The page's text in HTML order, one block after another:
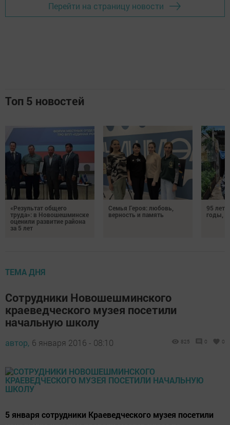
Перейти на страницу новости
Топ 5 новостей
«Результат общего
труда»: в Новошешминске
оценили развитие района
за 5 лет
Семья Героя: любовь,
верность и память
95 лет
годы,
ТЕМА ДНЯ
Сотрудники Новошешминского
краеведческого музея посетили
начальную школу
автор, 6 января 2016 - 08:10 825 0 0
5 января сотрудники Краеведческого музея посетили